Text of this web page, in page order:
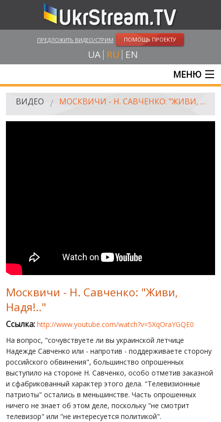
ПРЕДЛОЖИТЬ ВИДЕО/СТРИМ ПОМОЩЬ ПРОЕКТУ
UA RU EN
МЕНЮ
ГЛАВНАЯ
ПУБЛИЧНЫЕ ЛЮДИ
РОССИЙСКО-УКРАИНСКАЯ ВОЙНА
WINTER ON FIRE: UKRAINE'S FIGHT FOR FREEDOM
ХРОНОЛОГИЯ ЄВРОМАЙДАНА
ВИДЕО МОСКВИЧИ - Н. САВЧЕНКО: "ЖИВИ, НАДЯ!.."
Москвичи - Н. Савченко: "Живи,
Надя!.."
Ссылка: http://www.youtube.com/watch?v=5XqOraYGQE0
На вопрос, "сочувствуете ли вы украинской летчице
Надежде Савченко или - напротив - поддерживаете сторону
российского обвинения", большинство опрошенных
выступило на стороне Н. Савченко, особо отметив заказной
и сфабрикованный характер этого дела. "Телевизионные
патриоты" остались в меньшинстве. Часть опрошенных
ничего не знает об этом деле, поскольку "не смотрит
телевизор" или "не интересуется политикой".